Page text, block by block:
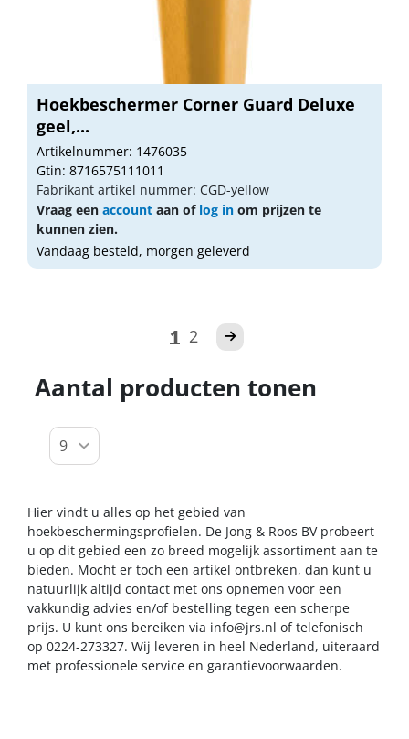
Hoekbeschermer Corner Guard Deluxe
geel,...
Artikelnummer: 1476035
Gtin: 8716575111011
Fabrikant artikel nummer: CGD-yellow
Vraag een account aan of log in om prijzen te
kunnen zien.
Vandaag besteld, morgen geleverd
1 2
Aantal producten tonen
Hier vindt u alles op het gebied van
hoekbeschermingsprofielen. De Jong & Roos BV probeert
u op dit gebied een zo breed mogelijk assortiment aan te
bieden. Mocht er toch een artikel ontbreken, dan kunt u
natuurlijk altijd contact met ons opnemen voor een
vakkundig advies en/of bestelling tegen een scherpe
prijs. U kunt ons bereiken via info@jrs.nl of telefonisch
op 0224-273327. Wij leveren in heel Nederland, uiteraard
met professionele service en garantievoorwaarden.